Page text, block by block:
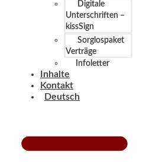
Digitale
Unterschriften –
kissSign
Sorglospaket
Verträge
Infoletter
Inhalte
Kontakt
Deutsch